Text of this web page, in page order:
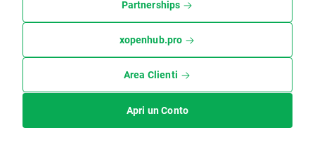
Partnerships
xopenhub.pro
Area Clienti
Apri un Conto